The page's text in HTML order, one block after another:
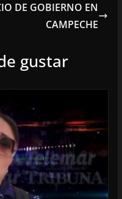
DE GOBIERNO EN
CAMPECHE
gustar